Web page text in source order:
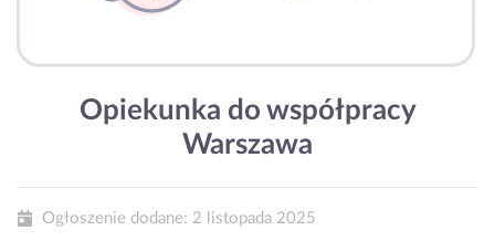
Opiekunka do współpracy
Warszawa
Ogłoszenie dodane: 2 listopada 2025